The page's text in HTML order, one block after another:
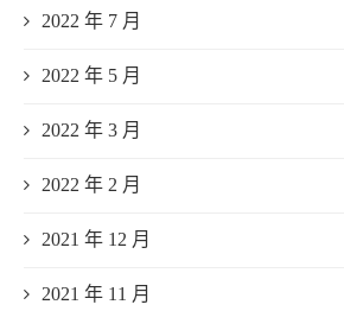
2022 年 7 月
2022 年 5 月
2022 年 3 月
2022 年 2 月
2021 年 12 月
2021 年 11 月